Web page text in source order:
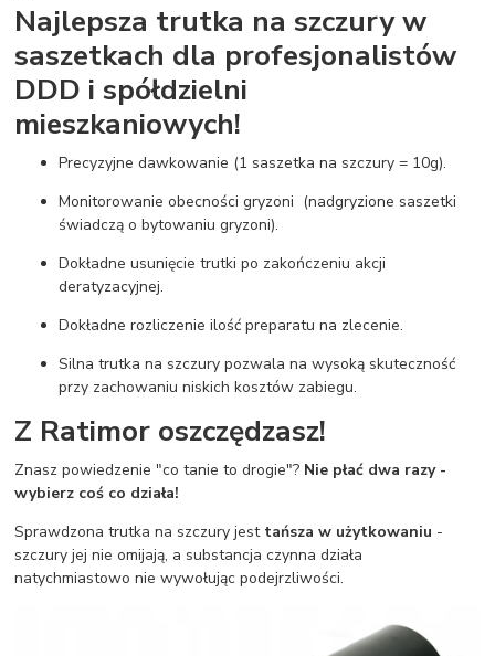
Najlepsza trutka na szczury w
saszetkach dla profesjonalistów
DDD i spółdzielni
mieszkaniowych!
Precyzyjne dawkowanie (1 saszetka na szczury = 10g).
Monitorowanie obecności gryzoni (nadgryzione saszetki
świadczą o bytowaniu gryzoni).
Dokładne usunięcie trutki po zakończeniu akcji
deratyzacyjnej.
Dokładne rozliczenie ilość preparatu na zlecenie.
Silna trutka na szczury pozwala na wysoką skuteczność
przy zachowaniu niskich kosztów zabiegu.
Z Ratimor oszczędzasz!
Znasz powiedzenie "co tanie to drogie"? Nie płać dwa razy -
wybierz coś co działa!
Sprawdzona trutka na szczury jest tańsza w użytkowaniu -
szczury jej nie omijają, a substancja czynna działa
natychmiastowo nie wywołując podejrzliwości.